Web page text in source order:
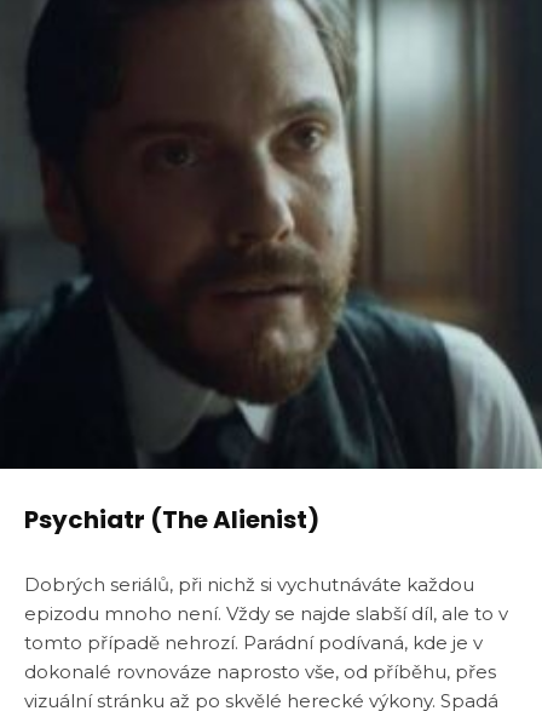
Psychiatr (The Alienist)
Dobrých seriálů, při nichž si vychutnáváte každou
epizodu mnoho není. Vždy se najde slabší díl, ale to v
tomto případě nehrozí. Parádní podívaná, kde je v
dokonalé rovnováze naprosto vše, od příběhu, přes
vizuální stránku až po skvělé herecké výkony. Spadá